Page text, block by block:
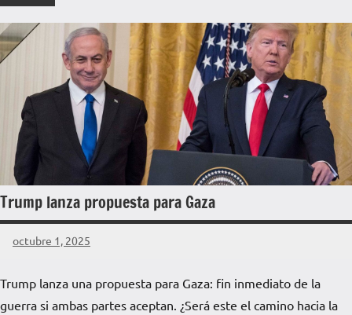
Trump lanza propuesta para Gaza
octubre 1, 2025
La
de
La
Trump lanza una propuesta para Gaza: fin inmediato de la
guerra si ambas partes aceptan. ¿Será este el camino hacia la